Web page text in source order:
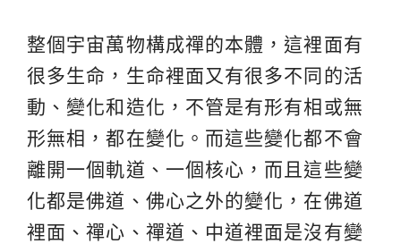
整個宇宙萬物構成禪的本體，這裡面有
很多生命，生命裡面又有很多不同的活
動、變化和造化，不管是有形有相或無
形無相，都在變化。而這些變化都不會
離開一個軌道、一個核心，而且這些變
化都是佛道、佛心之外的變化，在佛道
裡面、禪心、禪道、中道裡面是沒有變